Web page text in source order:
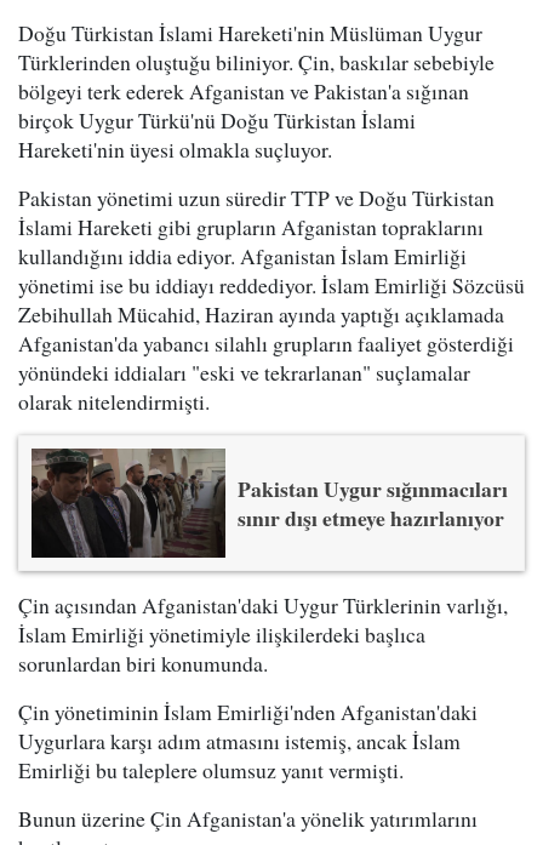
Doğu Türkistan İslami Hareketi'nin Müslüman Uygur
Türklerinden oluştuğu biliniyor. Çin, baskılar sebebiyle
bölgeyi terk ederek Afganistan ve Pakistan'a sığınan
birçok Uygur Türkü'nü Doğu Türkistan İslami
Hareketi'nin üyesi olmakla suçluyor.
Pakistan yönetimi uzun süredir TTP ve Doğu Türkistan
İslami Hareketi gibi grupların Afganistan topraklarını
kullandığını iddia ediyor. Afganistan İslam Emirliği
yönetimi ise bu iddiayı reddediyor. İslam Emirliği Sözcüsü
Zebihullah Mücahid, Haziran ayında yaptığı açıklamada
Afganistan'da yabancı silahlı grupların faaliyet gösterdiği
yönündeki iddiaları "eski ve tekrarlanan" suçlamalar
olarak nitelendirmişti.
Pakistan Uygur sığınmacıları
sınır dışı etmeye hazırlanıyor
Çin açısından Afganistan'daki Uygur Türklerinin varlığı,
İslam Emirliği yönetimiyle ilişkilerdeki başlıca
sorunlardan biri konumunda.
Çin yönetiminin İslam Emirliği'nden Afganistan'daki
Uygurlara karşı adım atmasını istemiş, ancak İslam
Emirliği bu taleplere olumsuz yanıt vermişti.
Bunun üzerine Çin Afganistan'a yönelik yatırımlarını